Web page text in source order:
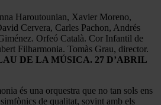
Haroutounian, Xavier Moreno,
Cervera, Carles Pachon, Andrés
Orfeó Català. Cor Infantil de
Filharmonia. Tomàs Grau, director.
DE LA MÚSICA. 27 D’ABRIL
és una orquestra que no tan sols ens
de qualitat, sovint amb els